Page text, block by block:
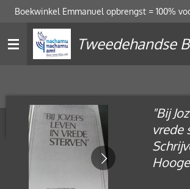
Ga
naar
hoofdinhoud
Tweedehandse
Boekwinkel Emmanuel opbrengst = 100%
"Bij
vrede